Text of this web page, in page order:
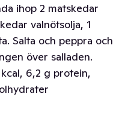
ihop 2 matskedar
valnötsolja, 1
Salta och peppra och
över salladen.
6,2 g protein,